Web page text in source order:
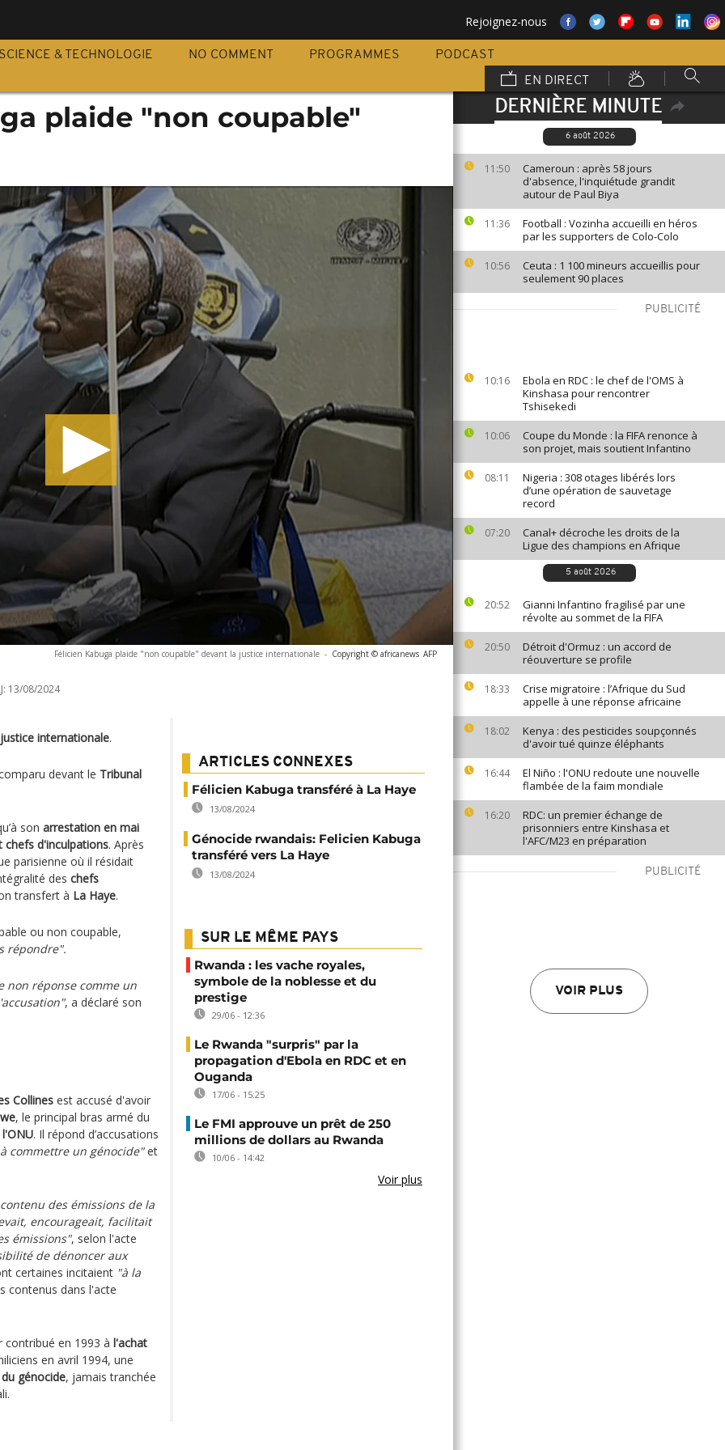
Rejoignez-nous
SCIENCE & TECHNOLOGIE NO COMMENT PROGRAMMES
PODCAST
EN DIRECT
DERNIÈRE MINUTE
6 août 2026
11:50
Cameroun : après 58 jours
d'absence, l'inquiétude grandit
autour de Paul Biya
11:36
Football : Vozinha accueilli en héros
par les supporters de Colo-Colo
10:56
Ceuta : 1 100 mineurs accueillis pour
seulement 90 places
PUBLICITÉ
10:16
Ebola en RDC : le chef de l'OMS à
Kinshasa pour rencontrer
Tshisekedi
10:06
Coupe du Monde : la FIFA renonce à
son projet, mais soutient Infantino
08:11
Nigeria : 308 otages libérés lors
d’une opération de sauvetage
record
07:20
Canal+ décroche les droits de la
Ligue des champions en Afrique
5 août 2026
20:52
Gianni Infantino fragilisé par une
révolte au sommet de la FIFA
20:50
Détroit d'Ormuz : un accord de
réouverture se profile
18:33
Crise migratoire : l’Afrique du Sud
appelle à une réponse africaine
18:02
Kenya : des pesticides soupçonnés
d'avoir tué quinze éléphants
16:44
El Niño : l'ONU redoute une nouvelle
flambée de la faim mondiale
16:20
RDC: un premier échange de
prisonniers entre Kinshasa et
l'AFC/M23 en préparation
PUBLICITÉ
VOIR PLUS
plaide "non coupable"
Félicien Kabuga plaide "non coupable" devant la justice internationale - Copyright © africanews AFP
13/08/2024
justice internationale.
devant le Tribunal
son arrestation en mai
chefs d'inculpations. Après
parisienne où il résidait
des chefs
transfert à La Haye.
ou non coupable,
répondre".
non réponse comme un
, a déclaré son
Collines est accusé d'avoir
, le principal bras armé du
l'ONU. Il répond d’accusations
commettre un génocide"et
des émissions de la
encourageait, facilitait
émissions", selon l'acte
de dénoncer aux
certaines incitaient "à la
contenus dans l'acte
en 1993 à l'achat
en avril 1994, une
génocide, jamais tranchée
ARTICLES CONNEXES
Félicien Kabuga transféré à La Haye
13/08/2024
Génocide rwandais: Felicien Kabuga
transféré vers La Haye
13/08/2024
SUR LE MÊME PAYS
Rwanda : les vache royales,
symbole de la noblesse et du
prestige
29/06 - 12:36
Le Rwanda "surpris" par la
propagation d'Ebola en RDC et en
Ouganda
17/06 - 15:25
Le FMI approuve un prêt de 250
millions de dollars au Rwanda
10/06 - 14:42
Voir plus